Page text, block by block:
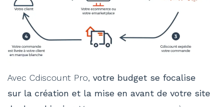
Avec Cdiscount Pro, votre budget se focalise
sur la création et la mise en avant de votre site